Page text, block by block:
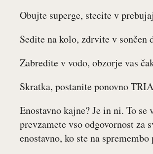
Obujte superge, stecite v
Sedite na kolo, zdrvite v sončen
Zabredite v vodo, obzorje vas
Skratka, postanite ponovno
Enostavno kajne? Je in ni. To
prevzamete vso odgovornost za
enostavno, ko ste na